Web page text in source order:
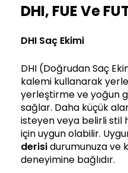
DHI, FUE Ve
DHI Saç Ekimi
DHI (Doğrudan Saç
kalemi kullanarak
yerleştirme ve yoğun
sağlar. Daha küçük
isteyen veya belirli stil
için uygun olabilir.
derisidurumunuza ve
deneyimine bağlıdır.